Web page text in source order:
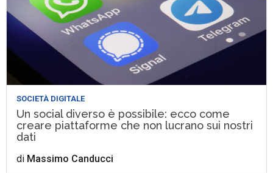
SOCIETÀ DIGITALE
Un social diverso è possibile: ecco come
creare piattaforme che non lucrano sui nostri
dati
di Massimo Canducci